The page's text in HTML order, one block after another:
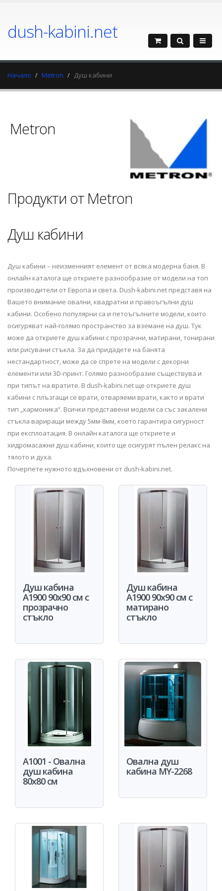
dush-kabini.net
Начало Metron Душ кабини
Metron
Продукти от Metron
Душ кабини
Душ кабини – неизменният елемент от всяка модерна баня. В
онлайн каталога ще откриете разнообразие от модели на топ
производители от Европа и света. Dush-kabini.net представя на
Вашето внимание овални, квадратни и правоъгълни душ
кабини. Особено популярни са и петоъгълните модели, които
осигуряват най-голямо пространство за вземане на душ. Тук
може да откриете душ кабини с прозрачни, матирани, тонирани
или рисувани стъкла. За да придадете на банята
нестандартност, може да се спрете на модели с декорни
елементи или 3D-принт. Голямо разнообразие съществува и
при типът на вратите. В dush-kabini.net ще откриете душ
кабини с плъзгащи се врати, отваряеми врати, както и врати
тип „хармоника“. Всички представени модели са със закалени
стъкла вариращи между 5мм-8мм, което гарантира сигурност
при експлоатация. В онлайн каталога ще откриете и
хидромасажни душ кабини, които ще осигурят пълен релакс на
тялото и духа.
Почерпете нужното вдъхновени от dush-kabini.net.
Душ кабина
A1900 90x90 см с
прозрачно
стъкло
Душ кабина
A1900 90x90 см с
матирано
стъкло
A1001 - Овална
душ кабина
80x80 см
Овална душ
кабина MY-2268